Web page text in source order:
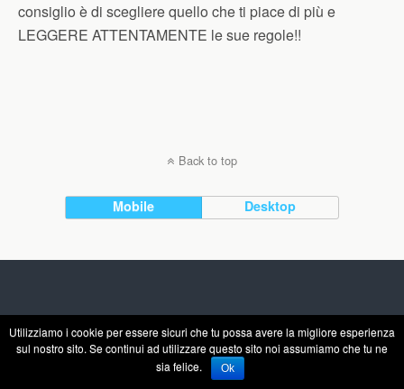
consiglio è di scegliere quello che ti piace di più e
LEGGERE ATTENTAMENTE le sue regole!!
Back to top
Mobile Desktop
Utilizziamo i cookie per essere sicuri che tu possa avere la migliore esperienza
sul nostro sito. Se continui ad utilizzare questo sito noi assumiamo che tu ne
sia felice.
Ok